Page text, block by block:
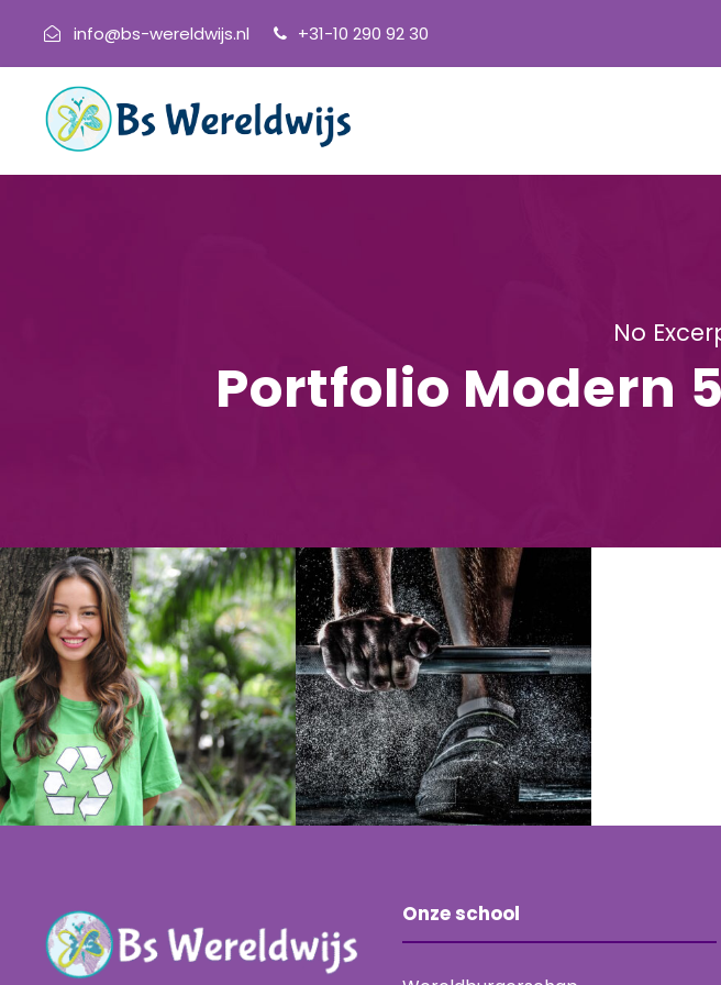
info@bs-wereldwijs.nl +31-10 290 92 30
No
Portfolio Modern
Charity & Voluntary
For Social
Charity / Social
Free Training For
Senior
Sport
Onze school